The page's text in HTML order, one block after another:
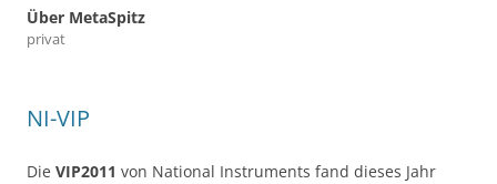
Über MetaSpitz
privat
NI-VIP
Die VIP2011 von National Instruments fand dieses Jahr